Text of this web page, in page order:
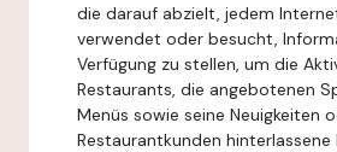
die darauf abzielt, jedem
verwendet oder besucht,
Verfügung zu stellen, um die
Restaurants, die angebotenen
Menüs sowie seine Neuigkeiten
Restaurantkunden hinterlassene